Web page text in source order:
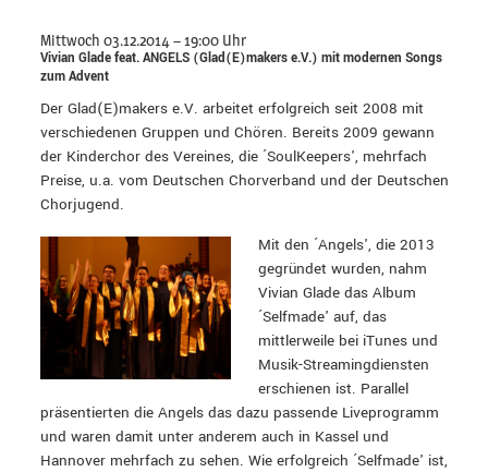
Mittwoch 03.12.2014 – 19:00 Uhr
Vivian Glade feat. ANGELS (Glad(E)makers e.V.) mit modernen Songs
zum Advent
Der Glad(E)makers e.V. arbeitet erfolgreich seit 2008 mit
verschiedenen Gruppen und Chören. Bereits 2009 gewann
der Kinderchor des Vereines, die ´SoulKeepers', mehrfach
Preise, u.a. vom Deutschen Chorverband und der Deutschen
Chorjugend.
Mit den ´Angels', die 2013
gegründet wurden, nahm
Vivian Glade das Album
´Selfmade' auf, das
mittlerweile bei iTunes und
Musik-Streamingdiensten
erschienen ist. Parallel
präsentierten die Angels das dazu passende Liveprogramm
und waren damit unter anderem auch in Kassel und
Hannover mehrfach zu sehen. Wie erfolgreich ´Selfmade' ist,